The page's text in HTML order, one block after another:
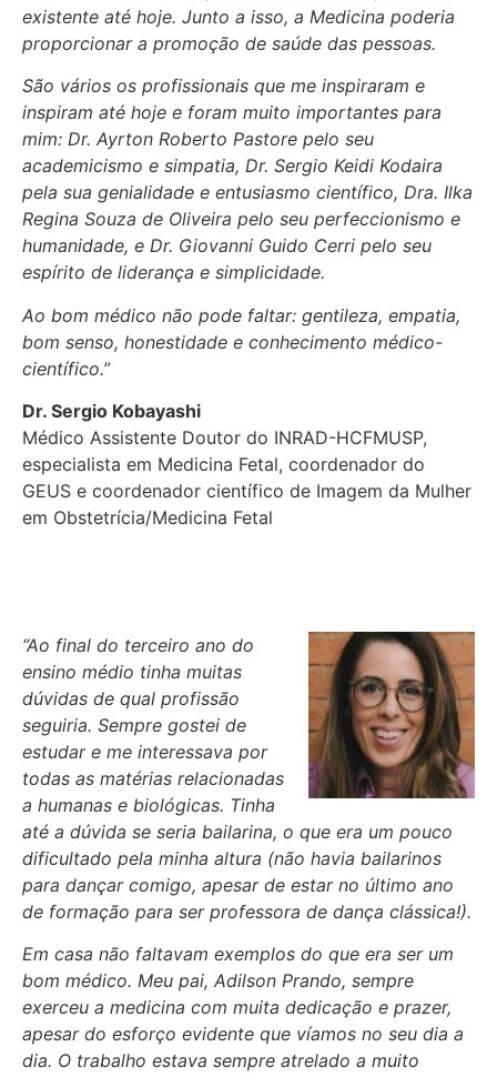
existente até hoje. Junto a isso, a Medicina poderia
proporcionar a promoção de saúde das pessoas.
São vários os profissionais que me inspiraram e
inspiram até hoje e foram muito importantes para
mim: Dr. Ayrton Roberto Pastore pelo seu
academicismo e simpatia, Dr. Sergio Keidi Kodaira
pela sua genialidade e entusiasmo científico, Dra. Ilka
Regina Souza de Oliveira pelo seu perfeccionismo e
humanidade, e Dr. Giovanni Guido Cerri pelo seu
espírito de liderança e simplicidade.
Ao bom médico não pode faltar: gentileza, empatia,
bom senso, honestidade e conhecimento médico-
científico.”
Dr. Sergio Kobayashi
Médico Assistente Doutor do INRAD-HCFMUSP,
especialista em Medicina Fetal, coordenador do
GEUS e coordenador científico de Imagem da Mulher
em Obstetrícia/Medicina Fetal
“Ao final do terceiro ano do
ensino médio tinha muitas
dúvidas de qual profissão
seguiria. Sempre gostei de
estudar e me interessava por
todas as matérias relacionadas
a humanas e biológicas. Tinha
até a dúvida se seria bailarina, o que era um pouco
dificultado pela minha altura (não havia bailarinos
para dançar comigo, apesar de estar no último ano
de formação para ser professora de dança clássica!).
Em casa não faltavam exemplos do que era ser um
bom médico. Meu pai, Adilson Prando, sempre
exerceu a medicina com muita dedicação e prazer,
apesar do esforço evidente que víamos no seu dia a
dia. O trabalho estava sempre atrelado a muito